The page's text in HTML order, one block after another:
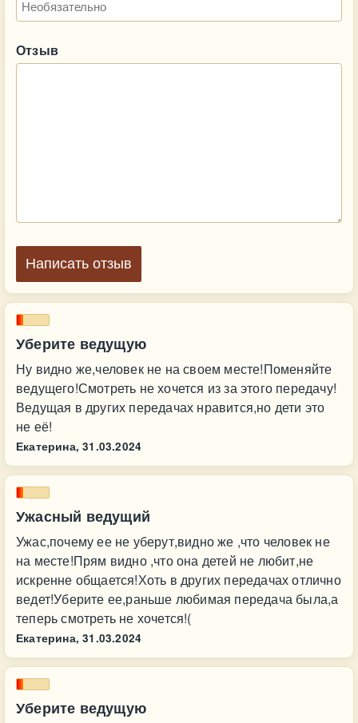
Уберите ведущую
Ну видно же,человек не на своем месте!Поменяйте
ведущего!Смотреть не хочется из за этого передачу!
Ведущая в других передачах нравится,но дети это
не её!
Екатерина, 31.03.2024
Ужасный ведущий
Ужас,почему ее не уберут,видно же ,что человек не
на месте!Прям видно ,что она детей не любит,не
искренне общается!Хоть в других передачах отлично
ведет!Уберите ее,раньше любимая передача была,а
теперь смотреть не хочется!(
Екатерина, 31.03.2024
Уберите ведущую
Отзыв
Написать отзыв